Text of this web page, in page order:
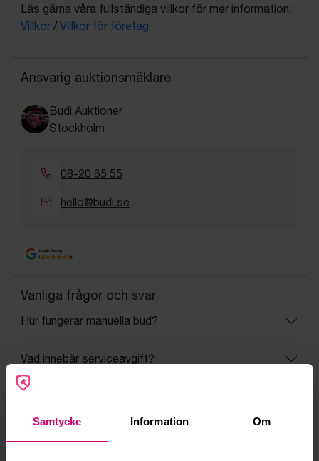
Samtycke Information Om
Läs gärna våra fullständiga villkor för mer information:
Villkor / Villkor för företag
Ansvarig auktionsmäklare
Budi Auktioner
Stockholm
08-20 65 55
hello@budi.se
Google Rating
4.5
Vanliga frågor och svar
Hur fungerar manuella bud?
Vad innebär serviceavgift?